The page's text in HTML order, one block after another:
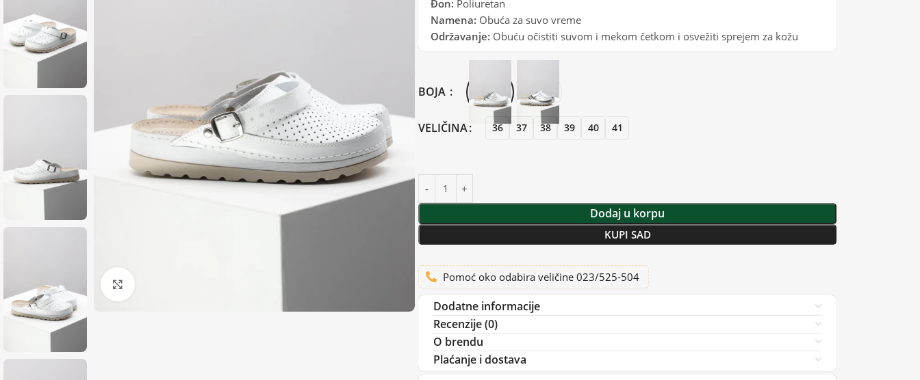
Đon: Poliuretan
Namena: Obuća za suvo vreme
Održavanje: Obuću očistiti suvom i mekom četkom i osvežiti sprejem za kožu
BOJA
VELIČINA 36 37 38 39 40 41
Dodaj u korpu
KUPI SAD
Pomoć oko odabira veličine 023/525-504
Dodatne informacije
Recenzije (0)
O brendu
Plaćanje i dostava